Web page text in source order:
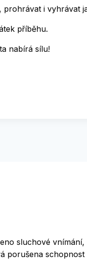
i vyhrávat
příběhu.
nabírá sílu!
sluchové
porušena